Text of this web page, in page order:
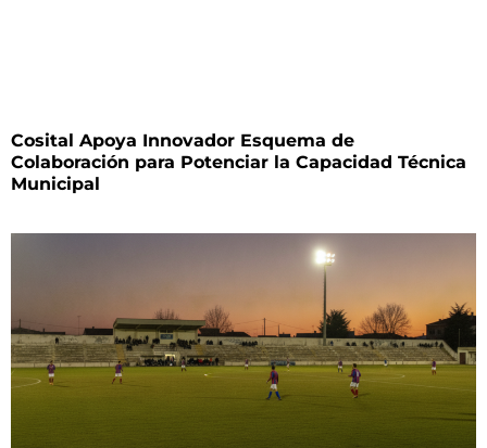
Cosital Apoya Innovador Esquema de
Colaboración para Potenciar la Capacidad Técnica
Municipal